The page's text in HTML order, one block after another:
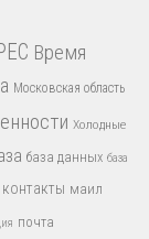
Время
Московская область
Холодные
база данных база
контакты маил
почта